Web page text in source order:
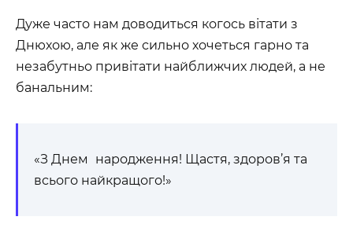
Дуже часто нам доводиться когось вітати з
Днюхою, але як же сильно хочеться гарно та
незабутньо привітати найближчих людей, а не
банальним:
«З Днем
народження! Щастя, здоров’я та
всього найкращого!»